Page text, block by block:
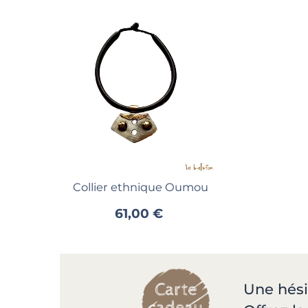
Ajouter au panier
Collier ethnique Oumou
61,00 €
Une